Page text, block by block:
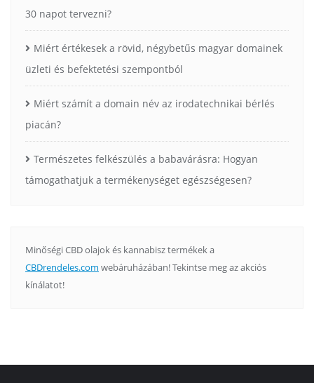
30 napot tervezni?
Miért értékesek a rövid, négybetűs magyar domainek
üzleti és befektetési szempontból
Miért számít a domain név az irodatechnikai bérlés
piacán?
Természetes felkészülés a babavárásra: Hogyan
támogathatjuk a termékenységet egészségesen?
Minőségi CBD olajok és kannabisz termékek a
CBDrendeles.com webáruházában! Tekintse meg az akciós
kínálatot!